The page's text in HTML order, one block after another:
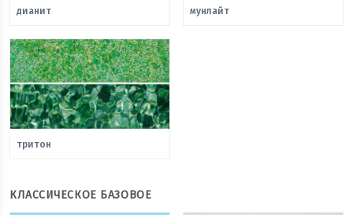
дианит мунлайт
тритон
КЛАССИЧЕСКОЕ БАЗОВОЕ